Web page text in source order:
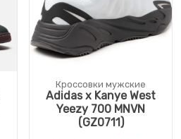
Кроссовки мужские
Adidas x Kanye West
Yeezy 700 MNVN
(GZ0711)